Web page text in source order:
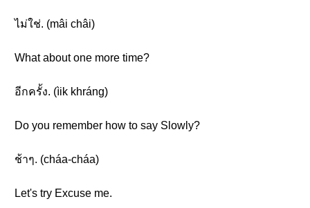
ไม่ใช่. (mâi châi)
What about one more time?
อีกครั้ง. (ìik khráng)
Do you remember how to say Slowly?
ช้าๆ. (cháa-cháa)
Let's try Excuse me.